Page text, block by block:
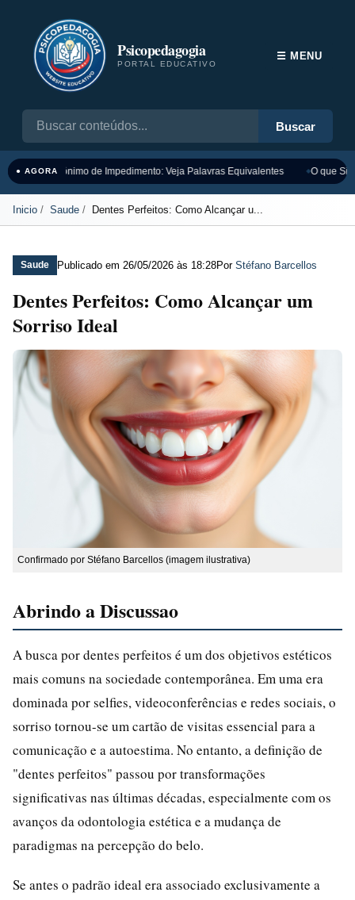
Psicopedagogia
PORTAL EDUCATIVO
Buscar
☰ MENU
● AGORASinônimo de Impedimento: Veja Palavras Equivalentes O que
Inicio Saude Dentes Perfeitos: Como Alcançar u...
Saude Publicado em 26/05/2026 às 18:28Por Stéfano Barcellos
Dentes Perfeitos: Como Alcançar um
Sorriso Ideal
Confirmado por Stéfano Barcellos (imagem ilustrativa)
Abrindo a Discussao
A busca por dentes perfeitos é um dos objetivos estéticos
mais comuns na sociedade contemporânea. Em uma era
dominada por selfies, videoconferências e redes sociais, o
sorriso tornou-se um cartão de visitas essencial para a
comunicação e a autoestima. No entanto, a definição de
"dentes perfeitos" passou por transformações
significativas nas últimas décadas, especialmente com os
avanços da odontologia estética e a mudança de
paradigmas na percepção do belo.
Se antes o padrão ideal era associado exclusivamente a